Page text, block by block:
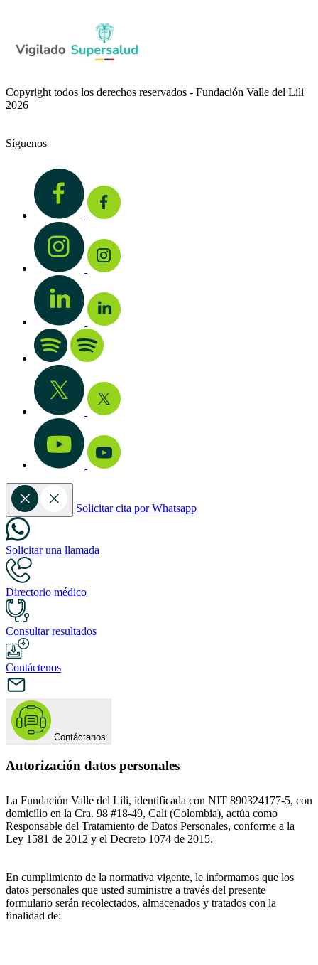
Copyright todos los derechos reservados - Fundación Valle del Lili
2026
Síguenos
Solicitar cita por Whatsapp
Solicitar una llamada
Directorio médico
Consultar resultados
Contáctenos
Contáctanos
Autorización datos personales
La Fundación Valle del Lili, identificada con NIT 890324177-5, con
domicilio en la Cra. 98 #18-49, Cali (Colombia), actúa como
Responsable del Tratamiento de Datos Personales, conforme a la
Ley 1581 de 2012 y el Decreto 1074 de 2015.
En cumplimiento de la normativa vigente, le informamos que los
datos personales que usted suministre a través del presente
formulario serán recolectados, almacenados y tratados con la
finalidad de: